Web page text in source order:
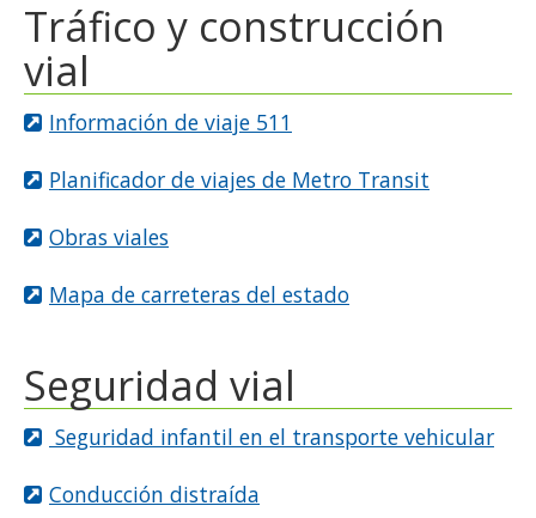
Tráfico y construcción
vial
Información de viaje 511
Planificador de viajes de Metro Transit
Obras viales
Mapa de carreteras del estado
Seguridad vial
Seguridad infantil en el transporte vehicular
Conducción distraída